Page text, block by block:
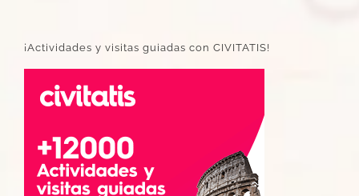
¡Actividades y visitas guiadas con CIVITATIS!